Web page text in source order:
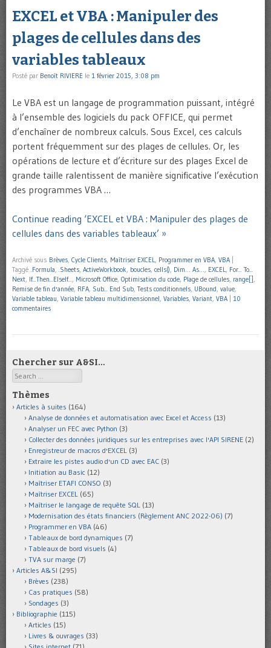
EXCEL et VBA : Manipuler des
plages de cellules dans des
variables tableaux
Posté par Benoît RIVIERE le 1 février 2015, 3:08 pm
Le VBA est un langage de programmation puissant, intégré
à l’ensemble des logiciels du pack OFFICE, qui permet
d’enchaîner de nombreux calculs. Sous Excel, ces calculs
portent fréquemment sur des plages de cellules. Or, les
opérations de lecture et d’écriture sur des plages Excel de
grande taille ralentissent de manière significative l’exécution
des programmes VBA …
Continue reading ‘EXCEL et VBA : Manipuler des plages de
cellules dans des variables tableaux’ »
Archivé sous Brèves Cycle Clients Maîtriser EXCEL Programmer en VBA VBA
Taggé .Formula .Sheets ActiveWorkbook boucles cells() Dim… As… EXCEL
For... To...
Next If...Then...ElseIf... Microsoft Office Optimisation du code Plage de cellules range[]
Remise de fin d'année RFA Sub... End Sub Tests conditionnels UBound value
Variable tableau Variable tableau multidimensionnel Variables Variant VBA
10
commentaires
Chercher sur A&SI…
Search
Thèmes
Articles à suites (164)
Analyse de données et automatisation avec Excel et Access (13)
Analyser un FEC avec Python (3)
Collecter des données juridiques sur les entreprises avec l'API SIRENE (2)
Enregistreur de macros d'EXCEL (3)
Extraire les pistes audio d'un CD avec EAC (3)
Initiation au Basic (12)
Maîtriser ETAFI CONSO (3)
Maîtriser EXCEL (65)
Maîtriser le langage de requête SQL (13)
Modernisation des états financiers (Règlement ANC 2022-06) (7)
Programmer en VBA (46)
Tableaux de bord dynamiques (7)
Tableaux de bord visuels (4)
TVA sur marge (7)
Articles A&SI (295)
Brèves (238)
Cas pratiques (58)
Sondages (3)
Bibliographie (115)
Articles (15)
Livres & ouvrages (33)